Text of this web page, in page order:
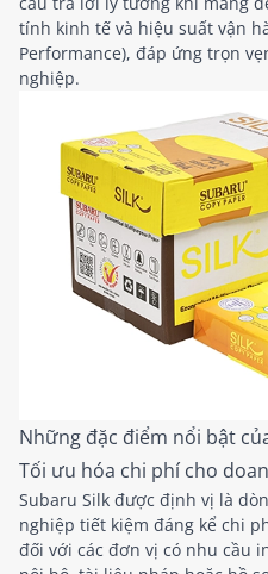
tính kinh tế và hiệu suất vận
Performance), đáp ứng trọn
nghiệp.
Những đặc điểm nổi bật
Tối ưu hóa chi phí cho
Subaru Silk được định vị là
nghiệp tiết kiệm đáng kể chi
đối với các đơn vị có nhu cầu